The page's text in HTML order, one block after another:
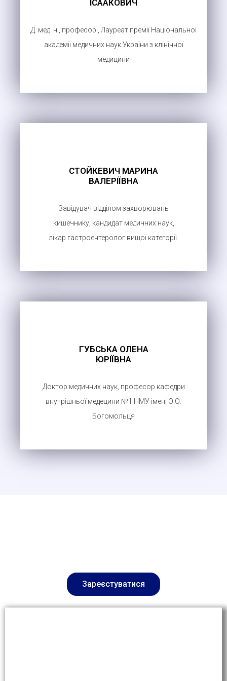
ІСААКОВИЧ
Д. мед. н., професор., Лауреат премії Національної
академії медичних наук України з клінічної
медицини
СТОЙКЕВИЧ МАРИНА
ВАЛЕРІЇВНА
Завідувач відділом захворювань
кишечнику, кандидат медичних наук,
лікар гастроентеролог вищої категорії.
ГУБСЬКА ОЛЕНА
ЮРІЇВНА
Доктор медичних наук, професор кафедри
внутрішньої медецини №1 НМУ імені О.О.
Богомольця
Зареєстуватися